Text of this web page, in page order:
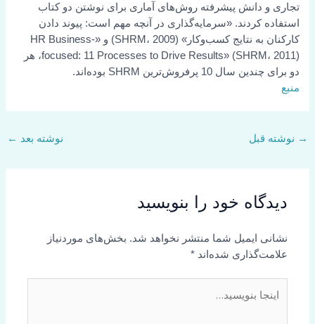
تجاری و دانش پیشرفته روش‌های آماری برای نوشتن دو کتاب
استفاده کردند. «سرمایه‌گذاری در آنچه مهم است: پیوند دادن
کارکنان به نتایج کسب‌وکار» (SHRM، 2009) و «HR Business-
focused: 11 Processes to Drive Results» (SHRM، 2011)، هر
دو برای چندین سال 10 پرفروش‌ترین SHRM بوده‌اند.
منبع
→ نوشته قبل نوشته بعد ←
دیدگاه‌ خود را بنویسید
نشانی ایمیل شما منتشر نخواهد شد. بخش‌های موردنیاز
علامت‌گذاری شده‌اند*
بنویسید…